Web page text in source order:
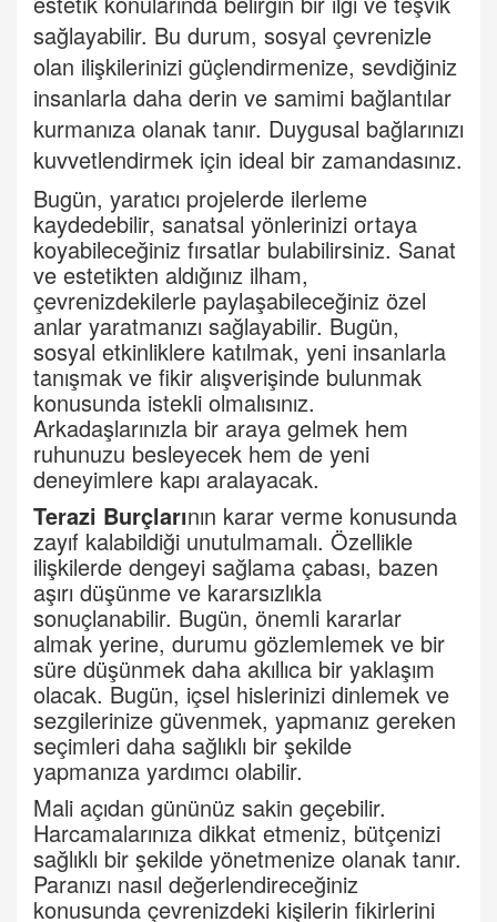
sağlayabilir. Bu durum, sosyal çevrenizle
olan ilişkilerinizi güçlendirmenize, sevdiğiniz
insanlarla daha derin ve samimi bağlantılar
kurmanıza olanak tanır. Duygusal bağlarınızı
kuvvetlendirmek için ideal bir zamandasınız.
Bugün, yaratıcı projelerde ilerleme
kaydedebilir, sanatsal yönlerinizi ortaya
koyabileceğiniz fırsatlar bulabilirsiniz. Sanat
ve estetikten aldığınız ilham,
çevrenizdekilerle paylaşabileceğiniz özel
anlar yaratmanızı sağlayabilir. Bugün,
sosyal etkinliklere katılmak, yeni insanlarla
tanışmak ve fikir alışverişinde bulunmak
konusunda istekli olmalısınız.
Arkadaşlarınızla bir araya gelmek hem
ruhunuzu besleyecek hem de yeni
deneyimlere kapı aralayacak.
Terazi Burçlarının karar verme konusunda
zayıf kalabildiği unutulmamalı. Özellikle
ilişkilerde dengeyi sağlama çabası, bazen
aşırı düşünme ve kararsızlıkla
sonuçlanabilir. Bugün, önemli kararlar
almak yerine, durumu gözlemlemek ve bir
süre düşünmek daha akıllıca bir yaklaşım
olacak. Bugün, içsel hislerinizi dinlemek ve
sezgilerinize güvenmek, yapmanız gereken
seçimleri daha sağlıklı bir şekilde
yapmanıza yardımcı olabilir.
Mali açıdan gününüz sakin geçebilir.
Harcamalarınıza dikkat etmeniz, bütçenizi
sağlıklı bir şekilde yönetmenize olanak tanır.
Paranızı nasıl değerlendireceğiniz
konusunda çevrenizdeki kişilerin fikirlerini